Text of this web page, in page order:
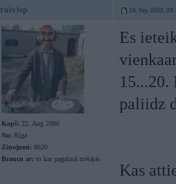
raivisp 18. Sep 2008,
Kopš: 22. Aug 2006
No: Rīga
Ziņojumi: 8620
Braucu ar: to kas pagalmā mētājas
Es
15...20.
paliidz
Kas